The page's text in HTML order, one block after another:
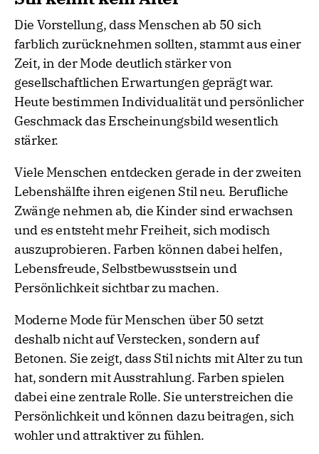
Die Vorstellung, dass Menschen ab 50 sich
farblich zurücknehmen sollten, stammt aus einer
Zeit, in der Mode deutlich stärker von
gesellschaftlichen Erwartungen geprägt war.
Heute bestimmen Individualität und persönlicher
Geschmack das Erscheinungsbild wesentlich
stärker.
Viele Menschen entdecken gerade in der zweiten
Lebenshälfte ihren eigenen Stil neu. Berufliche
Zwänge nehmen ab, die Kinder sind erwachsen
und es entsteht mehr Freiheit, sich modisch
auszuprobieren. Farben können dabei helfen,
Lebensfreude, Selbstbewusstsein und
Persönlichkeit sichtbar zu machen.
Moderne Mode für Menschen über 50 setzt
deshalb nicht auf Verstecken, sondern auf
Betonen. Sie zeigt, dass Stil nichts mit Alter zu tun
hat, sondern mit Ausstrahlung. Farben spielen
dabei eine zentrale Rolle. Sie unterstreichen die
Persönlichkeit und können dazu beitragen, sich
wohler und attraktiver zu fühlen.